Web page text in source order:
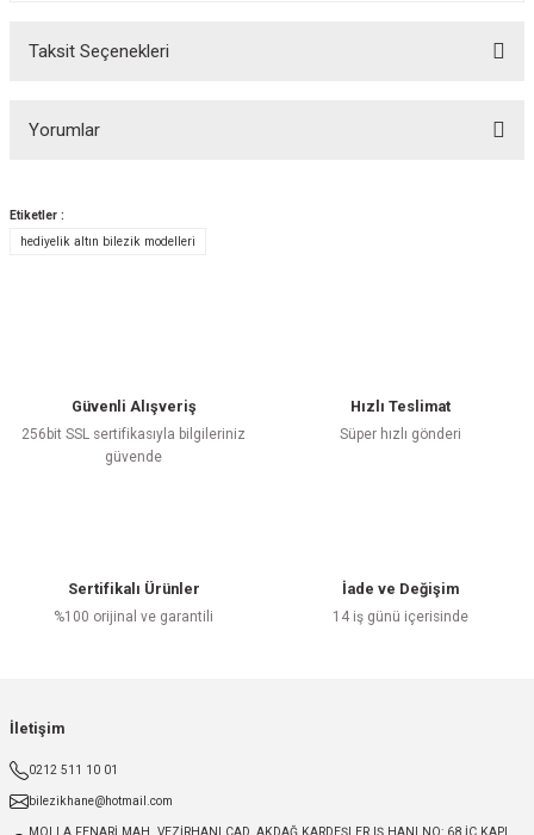
Taksit Seçenekleri
Yorumlar
Bu ürüne ilk yorumu siz yapın!
Etiketler :
hediyelik altın bilezik modelleri
Güvenli Alışveriş
256bit SSL sertifikasıyla bilgileriniz
güvende
Hızlı Teslimat
Süper hızlı gönderi
Sertifikalı Ürünler
%100 orijinal ve garantili
İade ve Değişim
14 iş günü içerisinde
İletişim
0212 511 10 01
bilezikhane@hotmail.com
MOLLA FENARİ MAH. VEZİRHANI CAD. AKDAĞ KARDEŞLER IŞ HANI NO: 68 İÇ KAPI